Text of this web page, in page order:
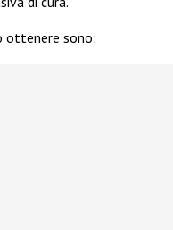
ottenere sono: